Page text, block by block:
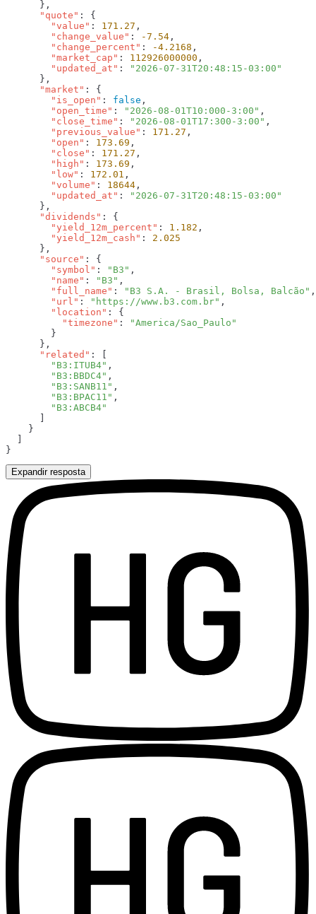
      "quote"
        "value"
: 171.27
        "change_value"
: -7.54
        "change_percent"
: -4.2168
        "market_cap"
: 112926000000
        "updated_at"
:
      "market"
        "is_open"
: false
        "open_time"
: "2026-08-01T10:000-3:00"
        "close_time"
: "2026-08-01T17:300-3:00"
        "previous_value"
: 171.27
        "open"
: 173.69
        "close"
: 171.27
        "high"
: 173.69
        "low"
: 172.01
        "volume"
: 18644
        "updated_at"
:
      "dividends"
        "yield_12m_percent"
: 1.182
        "yield_12m_cash"
:
      "source"
        "symbol"
: "B3"
        "name"
: "B3"
        "full_name"
:
"B3 S.A. - Brasil, Bolsa, Balcão"
        "url"
: "https://www.b3.com.br"
        "location"
          "timezone"
:
      "related"
        "B3:ITUB4"
        "B3:BBDC4"
        "B3:SANB11"
        "B3:BPAC11"
Expandir resposta